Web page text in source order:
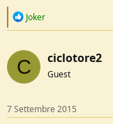
R
c
t
i
o
s
:
Joker
C ciclotore2
Guest
7 Settembre 2015